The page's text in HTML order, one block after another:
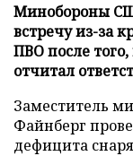
Минобороны
встречу из-за
ПВО после
отчитал
Заместитель
Файнберг
дефицита